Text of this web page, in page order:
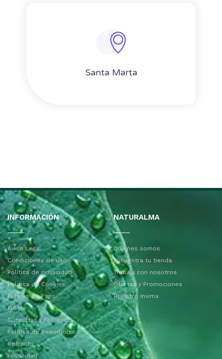
Santa Marta
INFORMACIÓN
Aviso Legal
Condiciones de uso
Política de privacidad
Política de Cookies
Formas de Pago
Envíos
Consultas y reclamos
Política de Reembolso
Retracto
Privacidad
NATURALMA
Quiénes somos
Encuentra tu tienda
Trabaja con nosotros
Ofertas y Promociones
Registro Invima